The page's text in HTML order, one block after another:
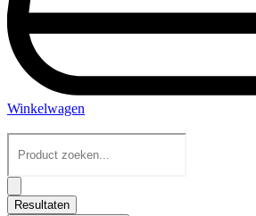
Winkelwagen
Search
Resultaten